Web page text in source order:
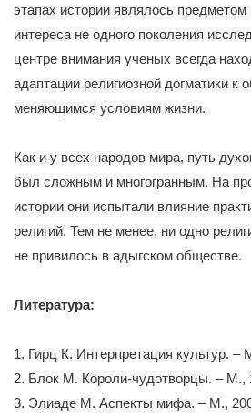
этапах истории являлось предметом
интереса не одного поколения
центре внимания ученых всегда
адаптации религиозной догматики к
меняющимся условиям жизни.
Как и у всех народов мира, путь
был сложным и многогранным. На
истории они испытали влияние
религий. Тем не менее, ни одно
не привилось в адыгском обществе.
Литература:
1. Гирц К. Интерпретация культур. –
2. Блок М. Короли-чудотворцы. – М.,
3. Элиаде М. Аспекты мифа. – М.,